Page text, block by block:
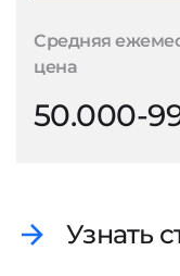
Средняя
цена
50.000-
Узнать